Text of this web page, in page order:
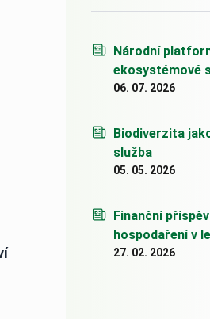
Národní
ekosystémové
06. 07. 2026
Biodiverzita
služba
05. 05. 2026
Finanční
hospodaření v
27. 02. 2026